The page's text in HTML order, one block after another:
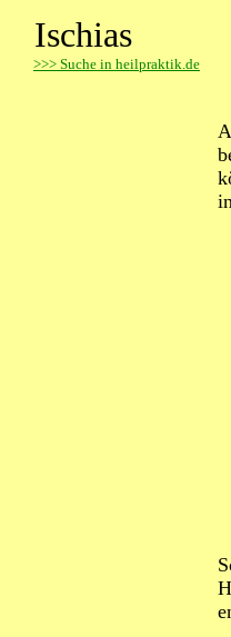
Ischias
>>> Suche in heilpraktik.de